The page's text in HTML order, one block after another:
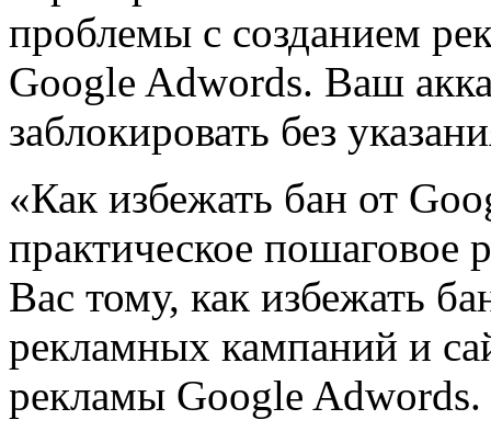
проблемы с созданием
Google Adwords. Ваш
заблокировать без
«Как избежать бан от
практическое пошаговое
Вас тому, как избежать
рекламных кампаний и
рекламы Google Adwords.